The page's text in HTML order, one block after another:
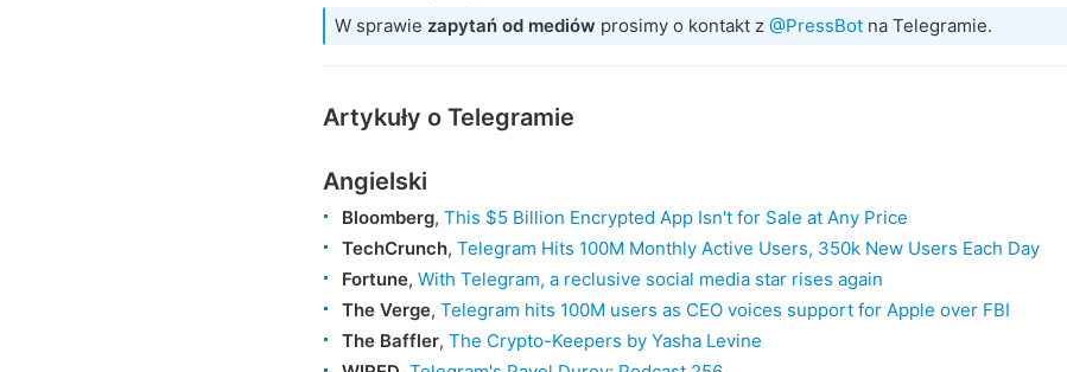
W sprawie zapytań od mediów prosimy o kontakt z @PressBot na Telegramie.
Artykuły o Telegramie
Angielski
Bloomberg, This $5 Billion Encrypted App Isn't for Sale at Any Price
TechCrunch, Telegram Hits 100M Monthly Active Users, 350k New Users Each Day
Fortune, With Telegram, a reclusive social media star rises again
The Verge, Telegram hits 100M users as CEO voices support for Apple over FBI
The Baffler, The Crypto-Keepers by Yasha Levine